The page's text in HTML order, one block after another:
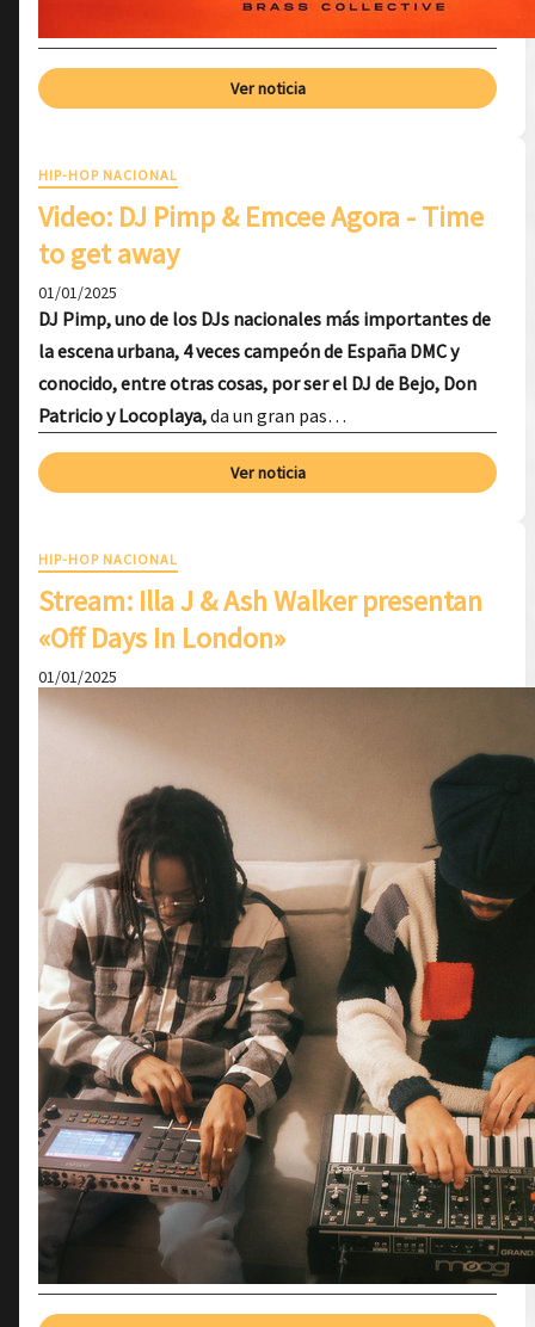
Ver noticia
HIP-HOP NACIONAL
Video: DJ Pimp & Emcee Agora - Time
to get away
01/01/2025
DJ Pimp, uno de los DJs nacionales más importantes de
la escena urbana, 4 veces campeón de España DMC y
conocido, entre otras cosas, por ser el DJ de Bejo, Don
Patricio y Locoplaya,da un gran pas…
Ver noticia
HIP-HOP NACIONAL
Stream: Illa J & Ash Walker presentan
«Off Days In London»
01/01/2025